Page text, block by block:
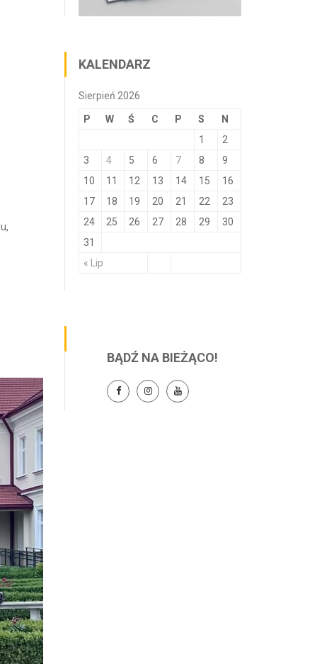
KALENDARZ
Sierpień 2026
P W Ś C P S N
« Lip
1
2
3
4 5 6 7 8
9
10
11 12 13 14 15
16
17
18 19 20 21 22
23
24
25 26 27 28 29
30
31
BĄDŹ NA BIEŻĄCO!